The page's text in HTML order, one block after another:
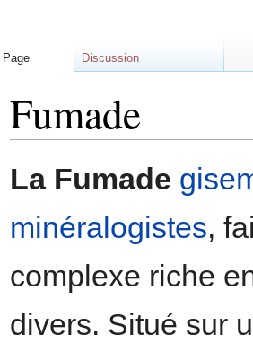
Fumade
La Fumade
minéralogistes,
complexe riche
divers. Situé sur
Page Discussion